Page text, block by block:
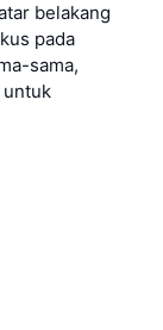
belakang
pada
sama,
untuk